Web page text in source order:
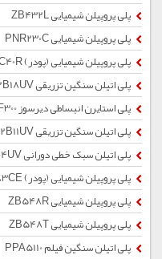
پلی پروپیلن شیمیایی ZB432L
پلی پروپیلن شیمیایی PNR230C
پلی پروپیلن شیمیایی (پودر) EPC40R
پلی اتیلن سنگین تزریقی 52B18UV
پلی استایرن انبساطی دیرسوز F300
پلی اتیلن سنگین تزریقی 52B11UV
پلی اتیلن سبک خطی دورانی 32604UV
پلی پروپیلن شیمیایی (پودر) EP2X83CE
پلی پروپیلن شیمیایی ZB548R
پلی پروپیلن شیمیایی ZB548T
پلی اتیلن سنگین فیلم PPA5110